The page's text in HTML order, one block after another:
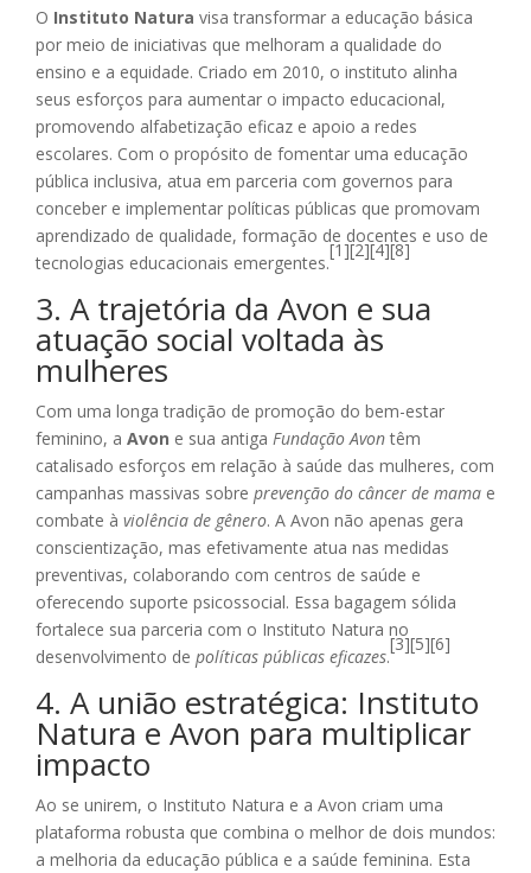
O Instituto Natura visa transformar a educação básica
por meio de iniciativas que melhoram a qualidade do
ensino e a equidade. Criado em 2010, o instituto alinha
seus esforços para aumentar o impacto educacional,
promovendo alfabetização eficaz e apoio a redes
escolares. Com o propósito de fomentar uma educação
pública inclusiva, atua em parceria com governos para
conceber e implementar políticas públicas que promovam
aprendizado de qualidade, formação de docentes e uso de
tecnologias educacionais emergentes.
[1][2][4][8]
3. A trajetória da Avon e sua
atuação social voltada às
mulheres
Com uma longa tradição de promoção do bem-estar
feminino, a Avon e sua antiga Fundação Avontêm
catalisado esforços em relação à saúde das mulheres, com
campanhas massivas sobre prevenção do câncer de mama e
combate à violência de gênero. A Avon não apenas gera
conscientização, mas efetivamente atua nas medidas
preventivas, colaborando com centros de saúde e
oferecendo suporte psicossocial. Essa bagagem sólida
fortalece sua parceria com o Instituto Natura no
desenvolvimento de políticas públicas eficazes.
[3][5][6]
4. A união estratégica: Instituto
Natura e Avon para multiplicar
impacto
Ao se unirem, o Instituto Natura e a Avon criam uma
plataforma robusta que combina o melhor de dois mundos:
a melhoria da educação pública e a saúde feminina. Esta